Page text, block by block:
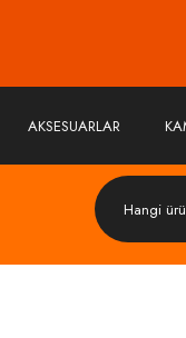
AKSESUARLAR